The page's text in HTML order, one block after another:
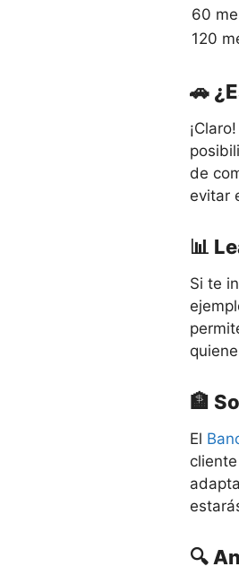
60
120
🚗
de
evitar
📊
Si te
🏦
El
🔍